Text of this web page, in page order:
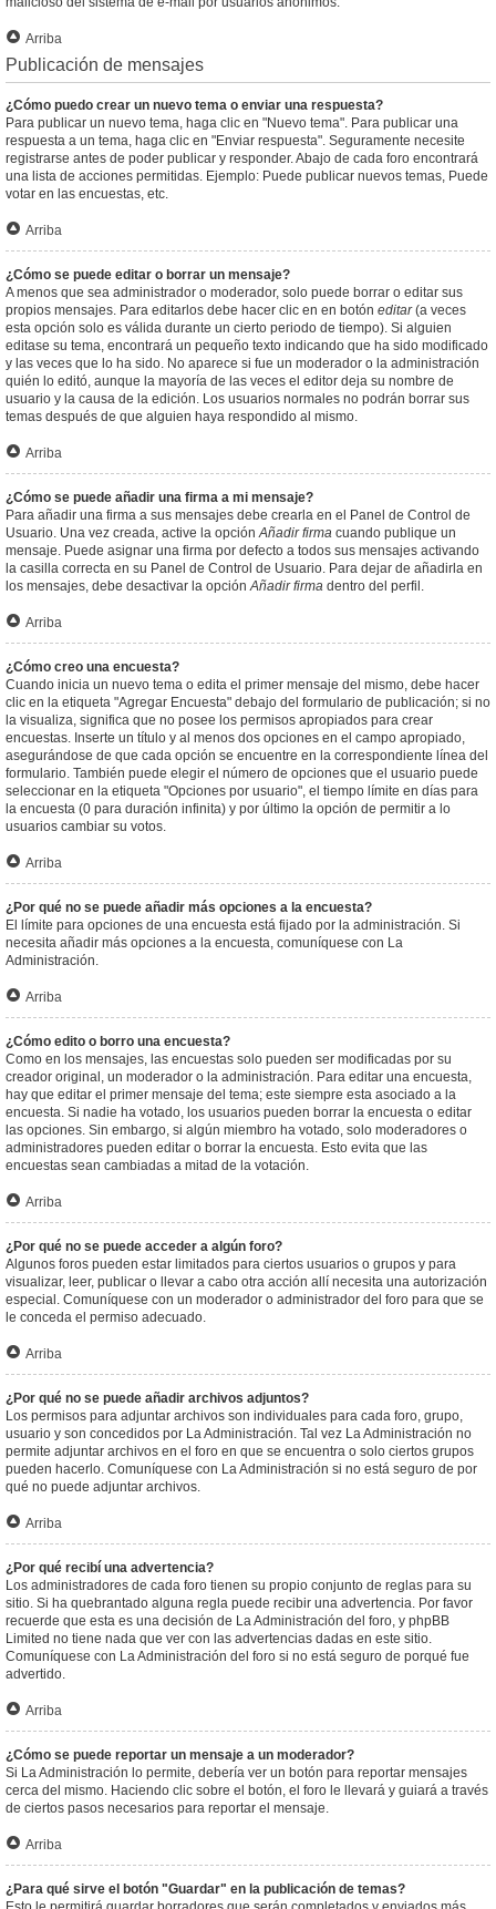
Arriba
Publicación de mensajes
¿Cómo puedo crear un nuevo tema o enviar una respuesta?
Para publicar un nuevo tema, haga clic en "Nuevo tema". Para publicar una
respuesta a un tema, haga clic en "Enviar respuesta". Seguramente necesite
registrarse antes de poder publicar y responder. Abajo de cada foro encontrará
una lista de acciones permitidas. Ejemplo: Puede publicar nuevos temas, Puede
votar en las encuestas, etc.
Arriba
¿Cómo se puede editar o borrar un mensaje?
A menos que sea administrador o moderador, solo puede borrar o editar sus
propios mensajes. Para editarlos debe hacer clic en en botón editar(a veces
esta opción solo es válida durante un cierto periodo de tiempo). Si alguien
editase su tema, encontrará un pequeño texto indicando que ha sido modificado
y las veces que lo ha sido. No aparece si fue un moderador o la administración
quién lo editó, aunque la mayoría de las veces el editor deja su nombre de
usuario y la causa de la edición. Los usuarios normales no podrán borrar sus
temas después de que alguien haya respondido al mismo.
Arriba
¿Cómo se puede añadir una firma a mi mensaje?
Para añadir una firma a sus mensajes debe crearla en el Panel de Control de
Usuario. Una vez creada, active la opciónAñadir firma cuando publique un
mensaje. Puede asignar una firma por defecto a todos sus mensajes activando
la casilla correcta en su Panel de Control de Usuario. Para dejar de añadirla en
los mensajes, debe desactivar la opciónAñadir firma dentro del perfil.
Arriba
¿Cómo creo una encuesta?
Cuando inicia un nuevo tema o edita el primer mensaje del mismo, debe hacer
clic en la etiqueta "Agregar Encuesta" debajo del formulario de publicación; si no
la visualiza, significa que no posee los permisos apropiados para crear
encuestas. Inserte un título y al menos dos opciones en el campo apropiado,
asegurándose de que cada opción se encuentre en la correspondiente línea del
formulario. También puede elegir el número de opciones que el usuario puede
seleccionar en la etiqueta "Opciones por usuario", el tiempo límite en días para
la encuesta (0 para duración infinita) y por último la opción de permitir a lo
usuarios cambiar su votos.
Arriba
¿Por qué no se puede añadir más opciones a la encuesta?
El límite para opciones de una encuesta está fijado por la administración. Si
necesita añadir más opciones a la encuesta, comuníquese con La
Administración.
Arriba
¿Cómo edito o borro una encuesta?
Como en los mensajes, las encuestas solo pueden ser modificadas por su
creador original, un moderador o la administración. Para editar una encuesta,
hay que editar el primer mensaje del tema; este siempre esta asociado a la
encuesta. Si nadie ha votado, los usuarios pueden borrar la encuesta o editar
las opciones. Sin embargo, si algún miembro ha votado, solo moderadores o
administradores pueden editar o borrar la encuesta. Esto evita que las
encuestas sean cambiadas a mitad de la votación.
Arriba
¿Por qué no se puede acceder a algún foro?
Algunos foros pueden estar limitados para ciertos usuarios o grupos y para
visualizar, leer, publicar o llevar a cabo otra acción allí necesita una autorización
especial. Comuníquese con un moderador o administrador del foro para que se
le conceda el permiso adecuado.
Arriba
¿Por qué no se puede añadir archivos adjuntos?
Los permisos para adjuntar archivos son individuales para cada foro, grupo,
usuario y son concedidos por La Administración. Tal vez La Administración no
permite adjuntar archivos en el foro en que se encuentra o solo ciertos grupos
pueden hacerlo. Comuníquese con La Administración si no está seguro de por
qué no puede adjuntar archivos.
Arriba
¿Por qué recibí una advertencia?
Los administradores de cada foro tienen su propio conjunto de reglas para su
sitio. Si ha quebrantado alguna regla puede recibir una advertencia. Por favor
recuerde que esta es una decisión de La Administración del foro, y phpBB
Limited no tiene nada que ver con las advertencias dadas en este sitio.
Comuníquese con La Administración del foro si no está seguro de porqué fue
advertido.
Arriba
¿Cómo se puede reportar un mensaje a un moderador?
Si La Administración lo permite, debería ver un botón para reportar mensajes
cerca del mismo. Haciendo clic sobre el botón, el foro le llevará y guiará a través
de ciertos pasos necesarios para reportar el mensaje.
Arriba
¿Para qué sirve el botón "Guardar" en la publicación de temas?